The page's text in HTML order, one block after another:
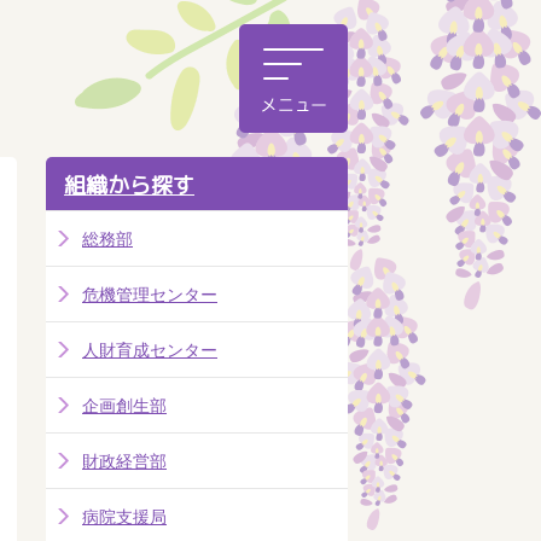
組織から探す
総務部
危機管理センター
人財育成センター
企画創生部
財政経営部
病院支援局